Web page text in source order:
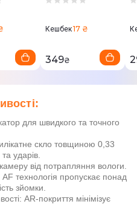
Кешбек17 ₴
349₴
для швидкого та точного
скло товщиною 0,33
ударів.
від потрапляння вологи.
AF технологія пропускає понад
зйомки.
AR-покриття мінімізує